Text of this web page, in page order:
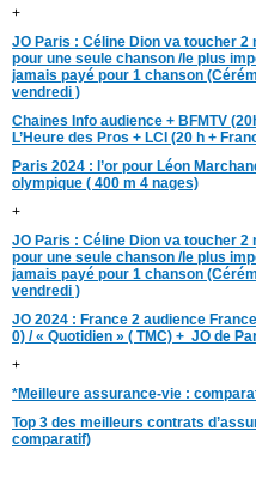
+
JO Paris : Céline Dion va toucher 2
pour une seule chanson /le plus
jamais payé pour 1 chanson
vendredi )
Chaines Info audience + BFMTV
L’Heure des Pros + LCI (20 h +
Paris 2024 : l’or pour Léon
olympique ( 400 m 4 nages)
+
JO Paris : Céline Dion va toucher 2
pour une seule chanson /le plus
jamais payé pour 1 chanson
vendredi )
JO 2024 : France 2 audience
0) / « Quotidien » ( TMC) + JO de
+
*Meilleure assurance-vie :
Top 3 des meilleurs contrats
comparatif)